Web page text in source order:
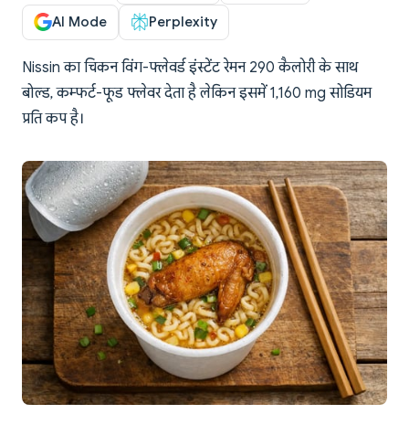
AI Mode Perplexity
Nissin का चिकन विंग-फ्लेवर्ड इंस्टेंट रेमन 290 कैलोरी के साथ
बोल्ड, कम्फर्ट-फूड फ्लेवर देता है लेकिन इसमें 1,160 mg सोडियम
प्रति कप है।